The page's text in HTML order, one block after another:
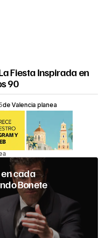
Fiesta Inspirada en
90
de Valencia planea
cada
Bonete